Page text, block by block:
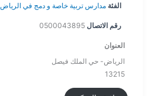
الفئة مدارس تربية خاصة و دمج في الرياض
رقم الاتصال 0500043895
العنوان
الرياض- حي الملك فيصل
13215